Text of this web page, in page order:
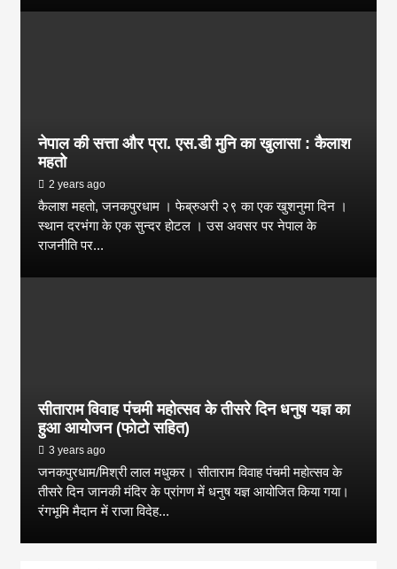
नेपाल की सत्ता और प्रा. एस.डी मुनि का खुलासा : कैलाश
महतो
2 years ago
कैलाश महतो, जनकपुरधाम । फेब्रुअरी २९ का एक खुशनुमा दिन ।
स्थान दरभंगा के एक सुन्दर होटल । उस अवसर पर नेपाल के
राजनीति पर...
सीताराम विवाह पंचमी महोत्सव के तीसरे दिन धनुष यज्ञ का
हुआ आयोजन (फोटो सहित)
3 years ago
जनकपुरधाम/मिश्री लाल मधुकर। सीताराम विवाह पंचमी महोत्सव के
तीसरे दिन जानकी मंदिर के प्रांगण में धनुष यज्ञ आयोजित किया गया।
रंगभूमि मैदान में राजा विदेह...